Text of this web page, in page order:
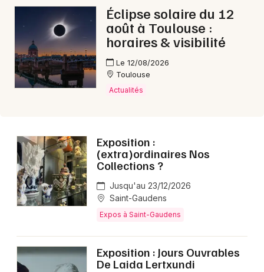
Magazine à Saint-Gaudens
31 - Haute-Garonne
Choisir mes départements
Mon email
Éclipse solaire du 12
août à Toulouse :
horaires & visibilité
Le 12/08/2026
Toulouse
Actualités
Exposition :
(extra)ordinaires Nos
Collections ?
Jusqu'au 23/12/2026
Saint-Gaudens
Expos à Saint-Gaudens
Exposition : Jours Ouvrables
De Laida Lertxundi